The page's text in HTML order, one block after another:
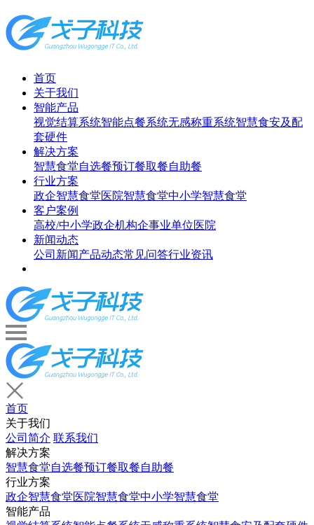
首页
关于我们
智能产品
视觉结算系统智能点餐系统无感称重系统智慧食安及配
套硬件
解决方案
智慧食堂自选餐预订餐取餐自助餐
行业方案
政企智慧食堂医院智慧食堂中小学智慧食堂
客户案例
高校/中小学政企机构企事业单位医院
新闻动态
公司新闻产品动态常见问答行业资讯
首页
关于我们
公司简介 联系我们
解决方案
智慧食堂自选餐预订餐取餐自助餐
行业方案
政企智慧食堂医院智慧食堂中小学智慧食堂
智能产品